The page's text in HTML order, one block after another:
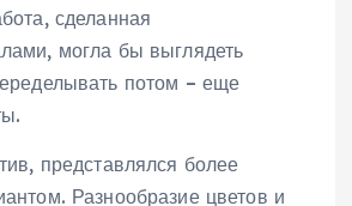
сделанная
могла бы выглядеть
потом – еще
представлялся более
Разнообразие цветов и